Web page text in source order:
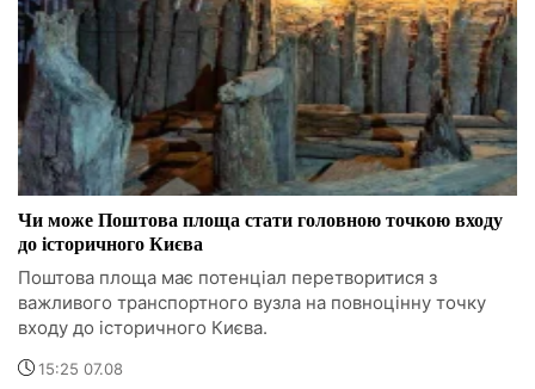
Чи може Поштова площа стати головною точкою входу
до історичного Києва
Поштова площа має потенціал перетворитися з
важливого транспортного вузла на повноцінну точку
входу до історичного Києва.
15:25 07.08